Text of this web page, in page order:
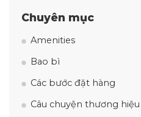
Chuyên mục
Amenities
Bao bì
Các bước đặt hàng
Câu chuyện thương hiệu